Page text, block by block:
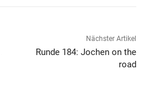
Nächster Artikel
Runde 184: Jochen on the
road